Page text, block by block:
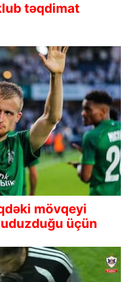
təqdimat
mövqeyi
üçün